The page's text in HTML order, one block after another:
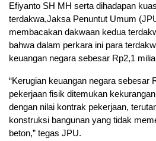
Efiyanto SH MH serta dihadapan
terdakwa,Jaksa Penuntut Umum
membacakan dakwaan kedua
bahwa dalam perkara ini para
keuangan negara sebesar Rp2,1
“Kerugian keuangan negara sebesar
pekerjaan fisik ditemukan
dengan nilai kontrak pekerjaan,
konstruksi bangunan yang tidak
beton,” tegas JPU.